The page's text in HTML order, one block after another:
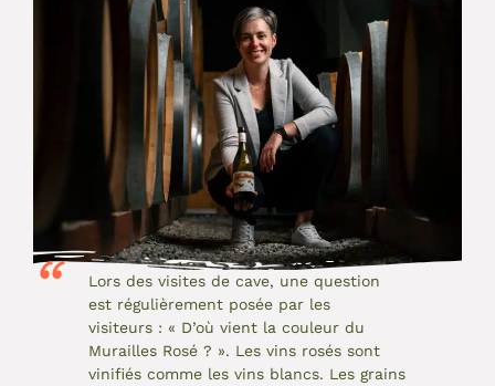
Lors des visites de cave, une question
est régulièrement posée par les
visiteurs : « D’où vient la couleur du
Murailles Rosé ? ». Les vins rosés sont
vinifiés comme les vins blancs. Les grains